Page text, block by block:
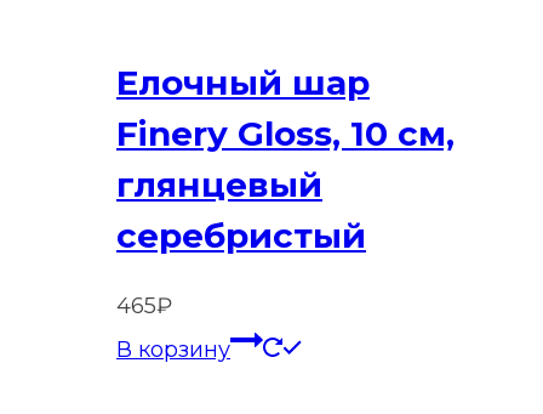
Елочный шар
Finery Gloss, 10 см,
глянцевый
серебристый
465₽
В корзину